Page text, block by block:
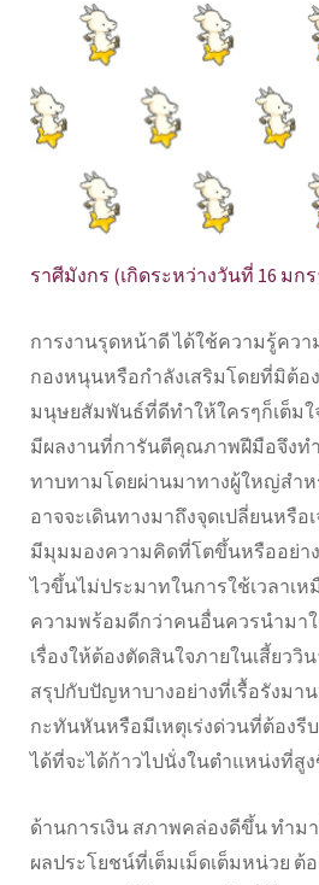
ราศีมังกร (เกิดระหว่างวันที่ 16 ม
การงานรุดหน้าดี ได้ใช้ความรู้ควา
กองหนุนหรือกำลังเสริมโดยที่มิต้อ
มนุษยสัมพันธ์ที่ดีทำให้ใครๆก็เต็มใ
มีผลงานที่การันตีคุณภาพฝีมือจึงท
ทาบทามโดยผ่านมาทางผู้ใหญ่สำห
อาจจะเดินทางมาถึงจุดเปลี่ยนหรื
มีมุมมองความคิดที่โตขึ้นหรืออย่า
ไวขึ้นไม่ประมาทในการใช้เวลาเ
ความพร้อมดีกว่าคนอื่นควรนำมา
เรื่องให้ต้องตัดสินใจภายในเสี้ยว
สรุปกับปัญหาบางอย่างที่เรื้อรังมา
กะทันหันหรือมีเหตุเร่งด่วนที่ต้องรี
ได้ที่จะได้ก้าวไปนั่งในตำแหน่งที่สู
ด้านการเงิน สภาพคล่องดีขึ้น ทำม
ผลประโยชน์ที่เต็มเม็ดเต็มหน่วย ต้